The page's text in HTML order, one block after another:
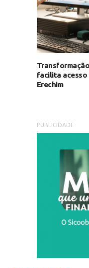
facilita acesso
Erechim
PUBLICIDADE